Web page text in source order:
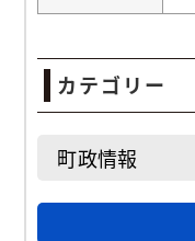
カテゴリー
町政情報